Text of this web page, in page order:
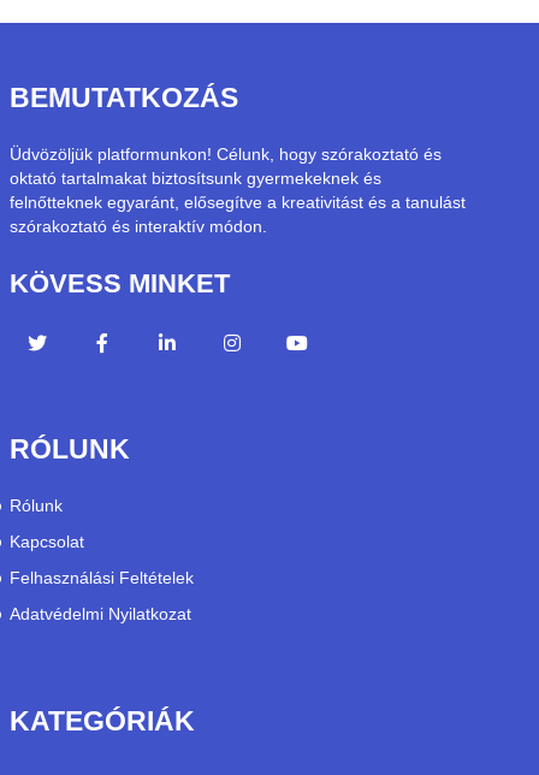
BEMUTATKOZÁS
Üdvözöljük platformunkon! Célunk, hogy szórakoztató és
oktató tartalmakat biztosítsunk gyermekeknek és
felnőtteknek egyaránt, elősegítve a kreativitást és a tanulást
szórakoztató és interaktív módon.
KÖVESS MINKET
RÓLUNK
Rólunk
Kapcsolat
Felhasználási Feltételek
Adatvédelmi Nyilatkozat
KATEGÓRIÁK